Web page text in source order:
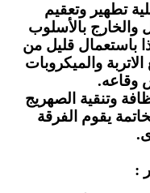
تطهير وتعقيم
والخارج بالأسلوب
باستعمال قليل من
والميكروبات
وقاعه.
وتنقية الصهريج
يقوم الفرقة
: